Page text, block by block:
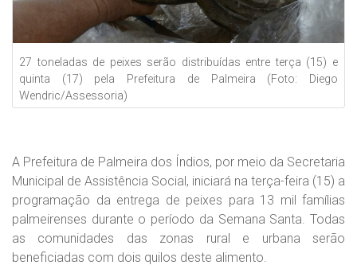
27 toneladas de peixes serão distribuídas entre terça (15) e
quinta (17) pela Prefeitura de Palmeira (Foto: Diego
Wendric/Assessoria)
A Prefeitura de Palmeira dos Índios, por meio da Secretaria
Municipal de Assistência Social, iniciará na terça-feira (15) a
programação da entrega de peixes para 13 mil famílias
palmeirenses durante o período da Semana Santa. Todas
as comunidades das zonas rural e urbana serão
beneficiadas com dois quilos deste alimento.